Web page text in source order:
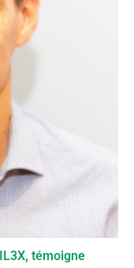
témoigne